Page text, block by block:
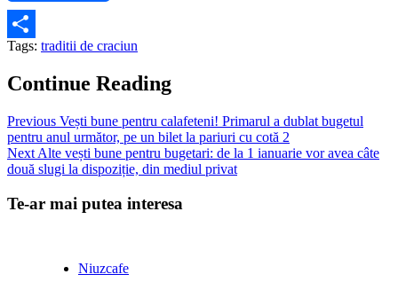
Partajează
Tags: traditii de craciun
Continue Reading
Previous Vești bune pentru calafeteni! Primarul a dublat bugetul
pentru anul următor, pe un bilet la pariuri cu cotă 2
Next Alte vești bune pentru bugetari: de la 1 ianuarie vor avea câte
două slugi la dispoziție, din mediul privat
Te-ar mai putea interesa
Niuzcafe